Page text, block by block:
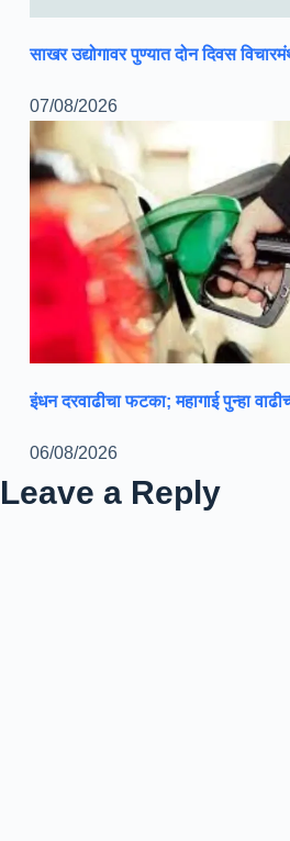
साखर उद्योगावर पुण्यात दोन दिवस
07/08/2026
इंधन दरवाढीचा फटका; महागाई पुन्हा
06/08/2026
Leave a Reply